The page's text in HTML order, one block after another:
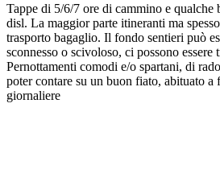
Tappe di 5/6/7 ore di cammino e qualche
disl. La maggior parte itineranti ma
trasporto bagaglio. Il fondo sentieri può
sconnesso o scivoloso, ci possono
Pernottamenti comodi e/o spartani, di
poter contare su un buon fiato, abituato a
giornaliere